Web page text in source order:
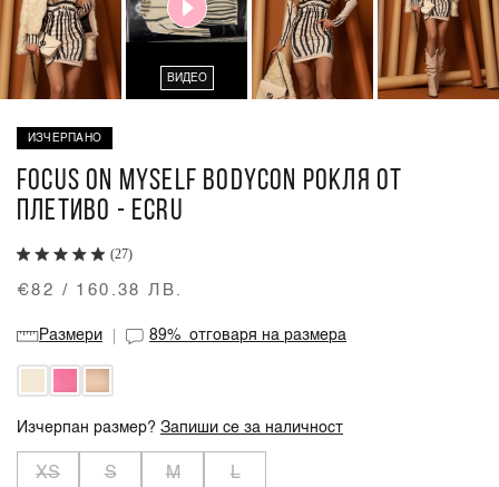
ВИДЕО
ИЗЧЕРПАНО
FOCUS ON MYSELF BODYCON РОКЛЯ ОТ
ПЛЕТИВО - ECRU
(27)
€82 / 160.38 ЛВ.
Размери 89%отговаря на размера
Изчерпан размер?Запиши се за наличност
XS S M L